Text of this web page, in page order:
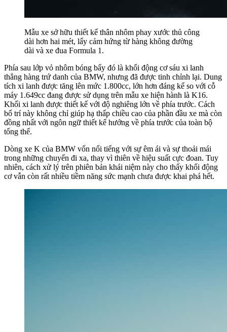
Mẫu xe sở hữu thiết kế thân nhôm phay xước thủ công
dài hơn hai mét, lấy cảm hứng từ hàng không đường
dài và xe đua Formula 1.
Phía sau lớp vỏ nhôm bóng bẩy đó là khối động cơ sáu xi lanh
thẳng hàng trứ danh của BMW, nhưng đã được tinh chỉnh lại. Dung
tích xi lanh được tăng lên mức 1.800cc, lớn hơn đáng kể so với cỗ
máy 1.649cc đang được sử dụng trên mẫu xe hiện hành là K16.
Khối xi lanh được thiết kế với độ nghiêng lớn về phía trước. Cách
bố trí này không chỉ giúp hạ thấp chiều cao của phần đầu xe mà còn
đồng nhất với ngôn ngữ thiết kế hướng về phía trước của toàn bộ
tổng thể.
Dòng xe K của BMW vốn nổi tiếng với sự êm ái và sự thoải mái
trong những chuyến đi xa, thay vì thiên về hiệu suất cực đoan. Tuy
nhiên, cách xử lý trên phiên bản khái niệm này cho thấy khối động
cơ vẫn còn rất nhiều tiềm năng sức mạnh chưa được khai phá hết.